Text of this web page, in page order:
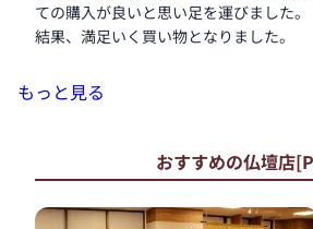
ての購入が良いと思い足を運びました。
結果、満足いく買い物となりました。
もっと見る
おすすめの仏壇店